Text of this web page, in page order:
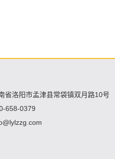
省洛阳市孟津县常袋镇双月路10号
658-0379